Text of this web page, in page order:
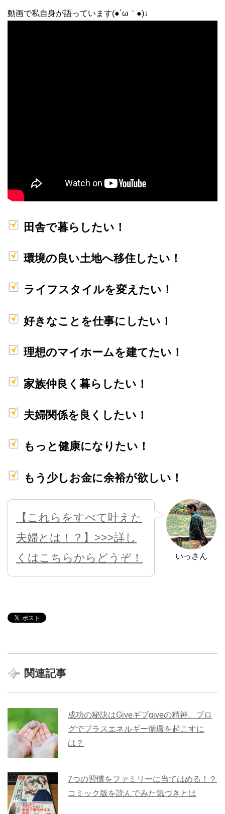
動画で私自身が語っています(●´ω｀●)↓
田舎で暮らしたい！
環境の良い土地へ移住したい！
ライフスタイルを変えたい！
好きなことを仕事にしたい！
理想のマイホームを建てたい！
家族仲良く暮らしたい！
夫婦関係を良くしたい！
もっと健康になりたい！
もう少しお金に余裕が欲しい！
いっさん
【これらをすべて叶えた
夫婦とは！？】>>>詳し
くはこちらからどうぞ！
関連記事
成功の秘訣はGiveギブgiveの精神。ブロ
グでプラスエネルギー循環を起こすに
は？
7つの習慣をファミリーに当てはめる！？
コミック版を読んでみた気づきとは